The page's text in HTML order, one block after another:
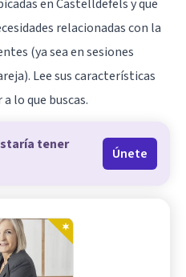
en Castelldefels y que
relacionadas con la
(ya sea en sesiones
Lee sus características
lo que buscas.
tener
Únete